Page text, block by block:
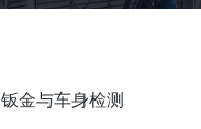
钣金与车身检测